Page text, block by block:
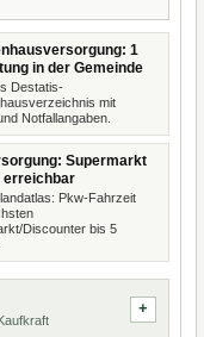
1
in der Gemeinde
Destatis-
mit
Notfallangaben.
Supermarkt
erreichbar
Pkw-Fahrzeit
Discounter bis 5